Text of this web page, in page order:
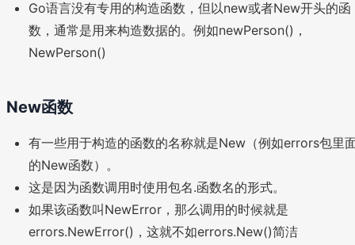
Go语言没有专用的构造函数，但以new或者New开头的函
数，通常是用来构造数据的。例如newPerson()，
NewPerson()
New函数
有一些用于构造的函数的名称就是New（例如errors包里
的New函数）。
这是因为函数调用时使用包名.函数名的形式。
如果该函数叫NewError，那么调用的时候就是
errors.NewError()，这就不如errors.New()简洁